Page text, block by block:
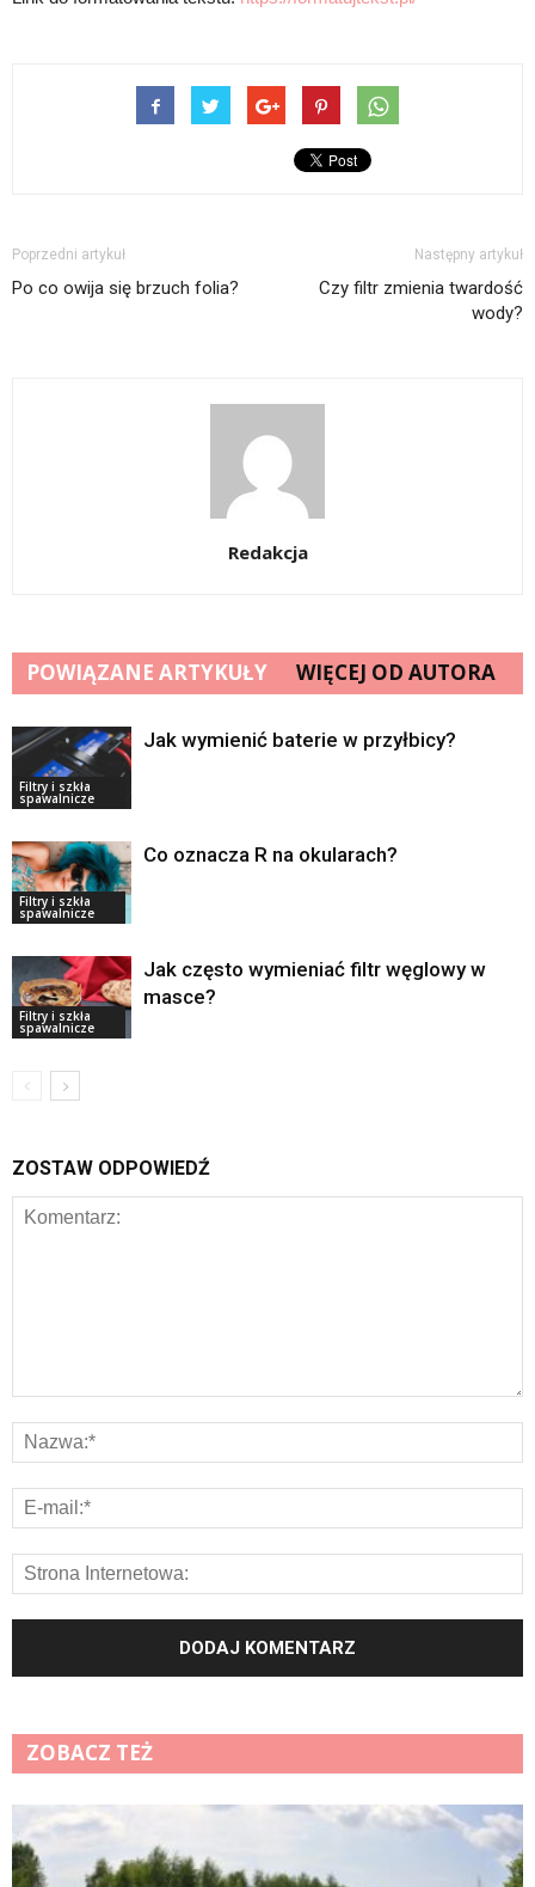
Poprzedni artykuł
Po co owija się brzuch folia?
Następny artykuł
Czy filtr zmienia twardość
wody?
Redakcja
POWIĄZANE ARTYKUŁY WIĘCEJ OD AUTORA
Filtry i szkła
spawalnicze
Jak wymienić baterie w przyłbicy?
Filtry i szkła
spawalnicze
Co oznacza R na okularach?
Filtry i szkła
spawalnicze
Jak często wymieniać filtr węglowy w
masce?
ZOSTAW ODPOWIEDŹ
ZOBACZ TEŻ